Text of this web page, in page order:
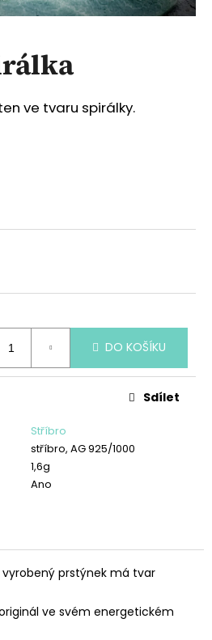
ve tvaru spirálky.
DO KOŠÍKU
Stříbro
stříbro, AG 925/1000
1,6g
Ano
Sdílet
prstýnek má tvar
ve svém energetickém